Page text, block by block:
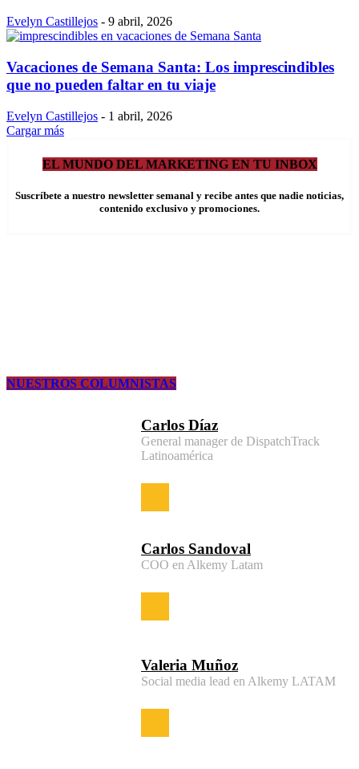
Evelyn Castillejos - 9 abril, 2026
Vacaciones de Semana Santa: Los imprescindibles
que no pueden faltar en tu viaje
Evelyn Castillejos - 1 abril, 2026
Cargar más
EL MUNDO DEL MARKETING EN TU INBOX
Suscríbete a nuestro newsletter semanal y recibe antes que nadie noticias,
contenido exclusivo y promociones.
NUESTROS COLUMNISTAS
Carlos Díaz
General manager de DispatchTrack
Latinoamérica
Carlos Sandoval
COO en Alkemy Latam
Valeria Muñoz
Social media lead en Alkemy LATAM